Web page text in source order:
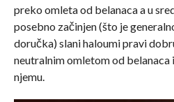
preko omleta od belanaca a u
posebno začinjen (što je
doručka) slani haloumi pravi
neutralnim omletom od belanaca
njemu.